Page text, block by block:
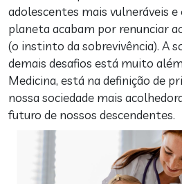
adolescentes mais vulneráveis e
planeta acabam por renunciar
(o instinto da sobrevivência). A
demais desafios está muito
Medicina, está na definição de
nossa sociedade mais
futuro de nossos descendentes.